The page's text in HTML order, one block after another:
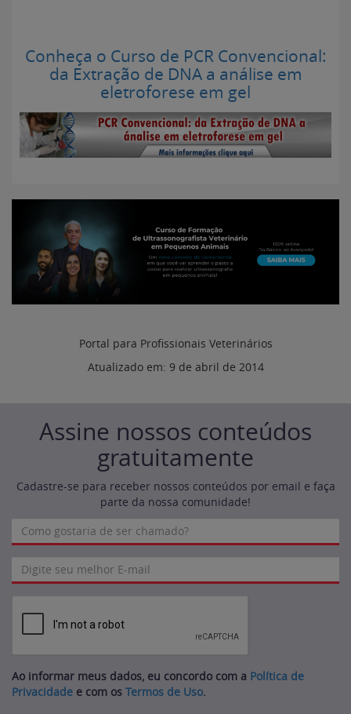
Conheça o Curso de PCR Convencional:
da Extração de DNA a análise em
eletroforese em gel
Portal para Profissionais Veterinários
Atualizado em: 9 de abril de 2014
Assine nossos conteúdos
gratuitamente
Cadastre-se para receber nossos conteúdos por email e faça
parte da nossa comunidade!
Ao informar meus dados, eu concordo com a Política de
Privacidade e com os Termos de Uso.